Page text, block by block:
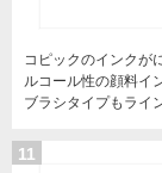
コピックのインクが
ルコール性の顔料イ
ブラシタイプもライ
11